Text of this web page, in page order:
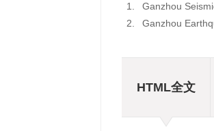
1.
Ganzhou
2.
Ganzhou
HTML全文